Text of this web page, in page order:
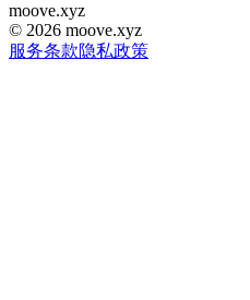
moove.xyz
© 2026 moove.xyz
服务条款隐私政策